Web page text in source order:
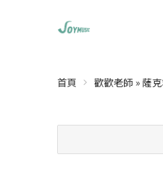
首頁 歡歡老師 » 薩